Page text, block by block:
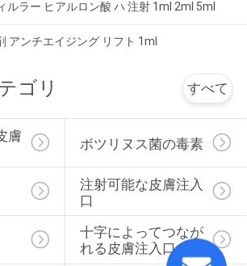
ルラー ヒアルロン酸 ハ 注射 1ml 2ml 5ml
アンチエイジング リフト 1ml
ゴリ すべて
膚
ボツリヌス菌の毒素
注射可能な皮膚注入
口
十字によってつなが
れる皮膚注入口